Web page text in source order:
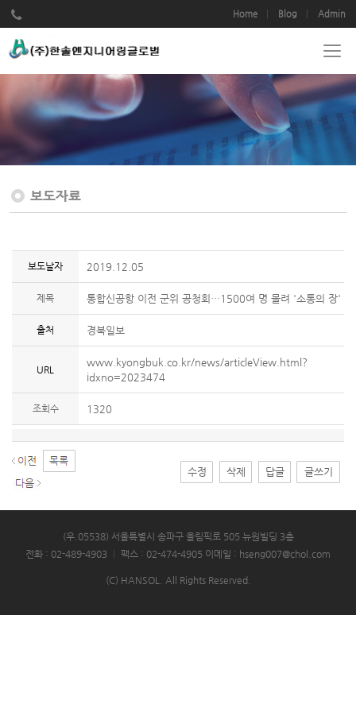
Home Blog Admin
보도자료
보도날자 2019.12.05
제목 통합신공항 이전 군위 공청회…1500여 명 몰려 '소통의 장'
출처 경북일보
URL
www.kyongbuk.co.kr/news/articleView.html?
idxno=2023474
조회수 1320
수정 삭제 답글 글쓰기
(우.05538) 서울특별시 송파구 올림픽로 505 뉴원빌딩 3층
전화 : 02-489-4903
팩스 : 02-474-4905 이메일 : hseng007@chol.com
(C) HANSOL. All Rights Reserved.